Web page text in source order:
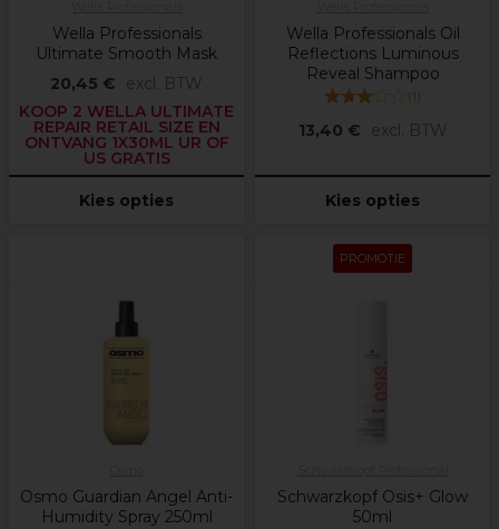
Wella Professionals
Ultimate Smooth Mask
20,45 €
excl. BTW
KOOP 2 WELLA ULTIMATE
REPAIR RETAIL SIZE EN
ONTVANG 1X30ML UR OF
US GRATIS
Kies opties
Wella Professionals Oil
Reflections Luminous
Reveal Shampoo
(1)
13,40 € excl. BTW
Kies opties
Osmo Guardian Angel Anti-
Humidity Spray 250ml
PROMOTIE
Schwarzkopf Osis+ Glow
50ml